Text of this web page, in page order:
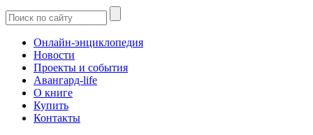
Онлайн-энциклопедия
Новости
Проекты и события
Авангард-life
О книге
Купить
Контакты